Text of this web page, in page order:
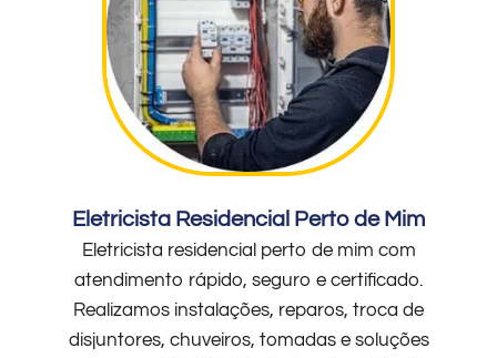
Eletricista Residencial Perto de Mim
Eletricista residencial perto de mim com
atendimento rápido, seguro e certificado.
Realizamos instalações, reparos, troca de
disjuntores, chuveiros, tomadas e soluções